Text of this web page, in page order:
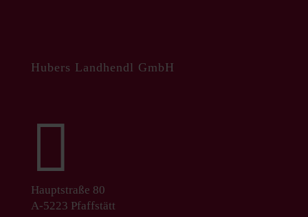
Hubers Landhendl GmbH

Hauptstraße 80
A-5223 Pfaffstätt